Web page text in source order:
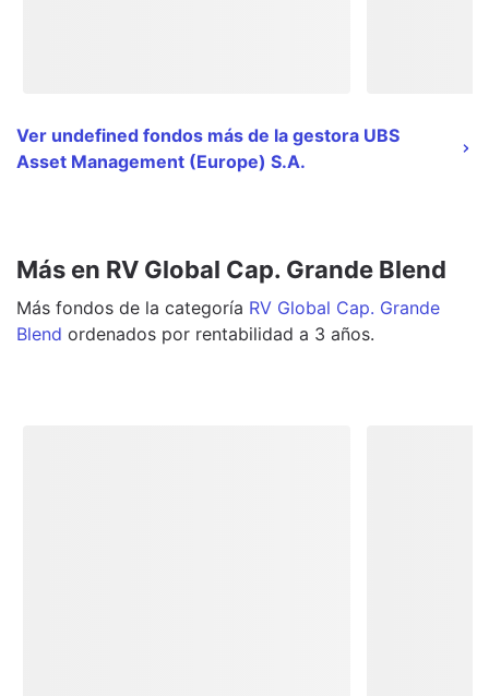
Ver undefined fondos más de la gestora UBS
Asset Management (Europe) S.A.
Más en RV Global Cap. Grande Blend
Más fondos de la categoría RV Global Cap. Grande
Blend ordenados por rentabilidad a 3 años.